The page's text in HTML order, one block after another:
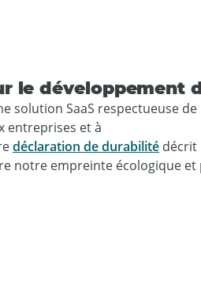
le développement
solution SaaS respectueuse
entreprises et à
déclaration de durabilité décrit
notre empreinte écologique